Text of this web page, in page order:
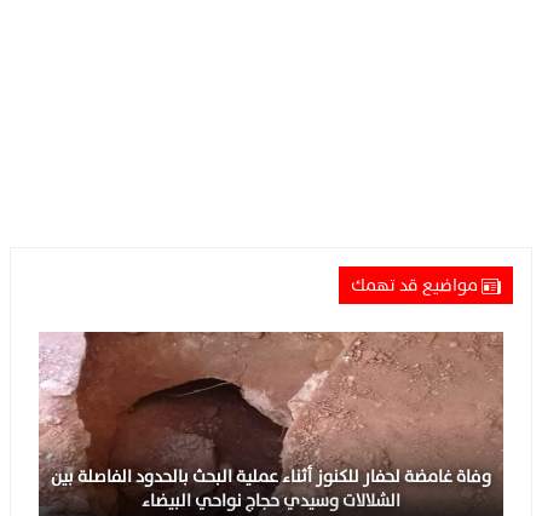
مواضيع قد تهمك
وفاة غامضة لحفار للكنوز أثناء عملية البحث بالحدود الفاصلة بين
الشلالات وسيدي حجاج نواحي البيضاء